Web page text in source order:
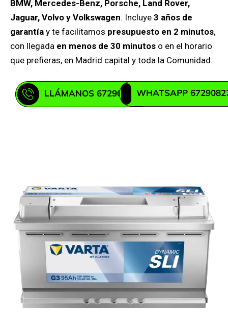
BMW, Mercedes-Benz, Porsche, Land Rover,
Jaguar, Volvo y Volkswagen. Incluye 3 años de
garantía y te facilitamos presupuesto en 2 minutos,
con llegada en menos de 30 minutos o en el horario
que prefieras, en Madrid capital y toda la Comunidad.
LLÁMANOS 672908271WHATSAPP